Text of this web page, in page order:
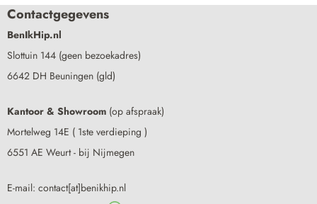
Contactgegevens
BenIkHip.nl
Slottuin 144 (geen bezoekadres)
6642 DH Beuningen (gld)
Kantoor & Showroom (op afspraak)
Mortelweg 14E ( 1ste verdieping )
6551 AE Weurt - bij Nijmegen
E-mail: contact[at]benikhip.nl